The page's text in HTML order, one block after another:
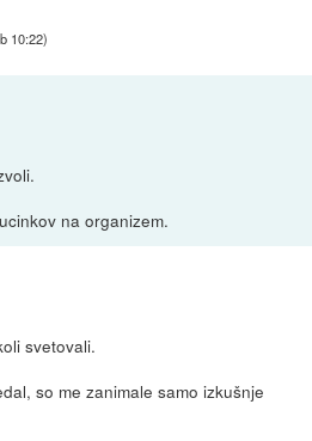
10:22)
na organizem.
svetovali.
so me zanimale samo izkušnje